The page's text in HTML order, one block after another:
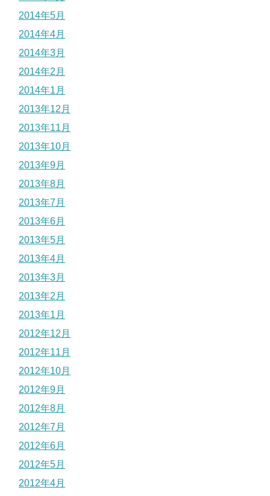
2014年5月
2014年4月
2014年3月
2014年2月
2014年1月
2013年12月
2013年11月
2013年10月
2013年9月
2013年8月
2013年7月
2013年6月
2013年5月
2013年4月
2013年3月
2013年2月
2013年1月
2012年12月
2012年11月
2012年10月
2012年9月
2012年8月
2012年7月
2012年6月
2012年5月
2012年4月